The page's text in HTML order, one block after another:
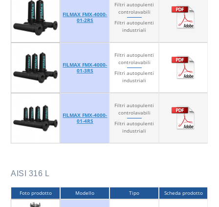
FILMAX FMX-4000-
01-2RS
Filtri autopulenti
controlavabili
Filtri autopulenti
industriali
FILMAX FMX-4000-
01-3RS
Filtri autopulenti
controlavabili
Filtri autopulenti
industriali
FILMAX FMX-4000-
01-4RS
Filtri autopulenti
controlavabili
Filtri autopulenti
industriali
AISI 316 L
Foto prodotto Modello Tipo Scheda prodotto